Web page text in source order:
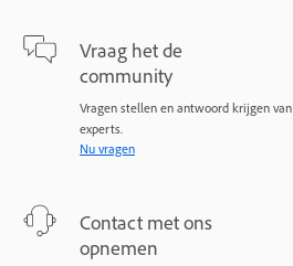
Vraag het de
community
Vragen stellen en antwoord krijgen van
experts.
Nu vragen
Contact met ons
opnemen